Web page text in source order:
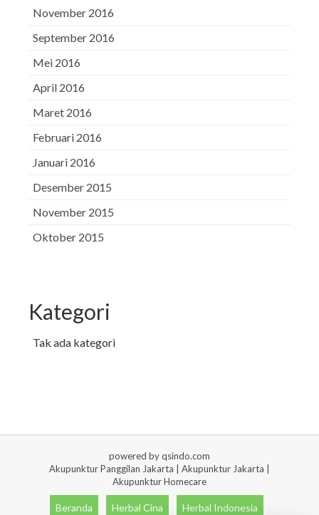
November 2016
September 2016
Mei 2016
April 2016
Maret 2016
Februari 2016
Januari 2016
Desember 2015
November 2015
Oktober 2015
Kategori
Tak ada kategori
powered by qsindo.com
Akupunktur Panggilan Jakarta | Akupunktur Jakarta |
Akupunktur Homecare
Beranda Herbal Cina Herbal Indonesia